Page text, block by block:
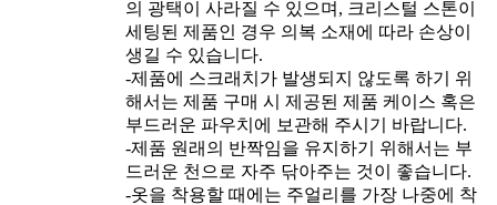
의 광택이 사라질 수 있으며, 크리스털 스톤이
세팅된 제품인 경우 의복 소재에 따라 손상이
생길 수 있습니다.
-제품에 스크래치가 발생되지 않도록 하기 위
해서는 제품 구매 시 제공된 제품 케이스 혹은
부드러운 파우치에 보관해 주시기 바랍니다.
-제품 원래의 반짝임을 유지하기 위해서는 부
드러운 천으로 자주 닦아주는 것이 좋습니다.
-옷을 착용할 때에는 주얼리를 가장 나중에 착